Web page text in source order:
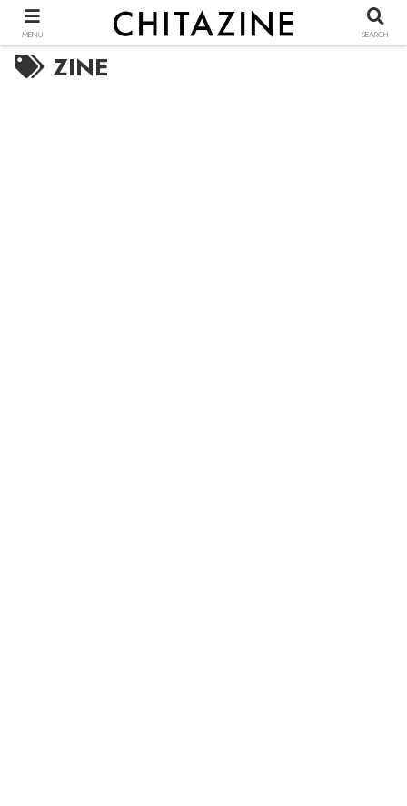
ZINE
MENU SEARCH